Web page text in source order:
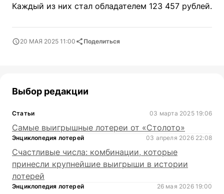
Каждый из них стал обладателем 123 457 рублей.
20 МАЯ 2025 11:00 Поделиться
Выбор редакции
Статьи 03 марта 2025 19:06
Самые выигрышные лотереи от «Столото»
Энциклопедия лотерей 03 апреля 2026 22:08
Счастливые числа: комбинации, которые
принесли крупнейшие выигрыши в истории
лотерей
Энциклопедия лотерей 26 мая 2026 19:00